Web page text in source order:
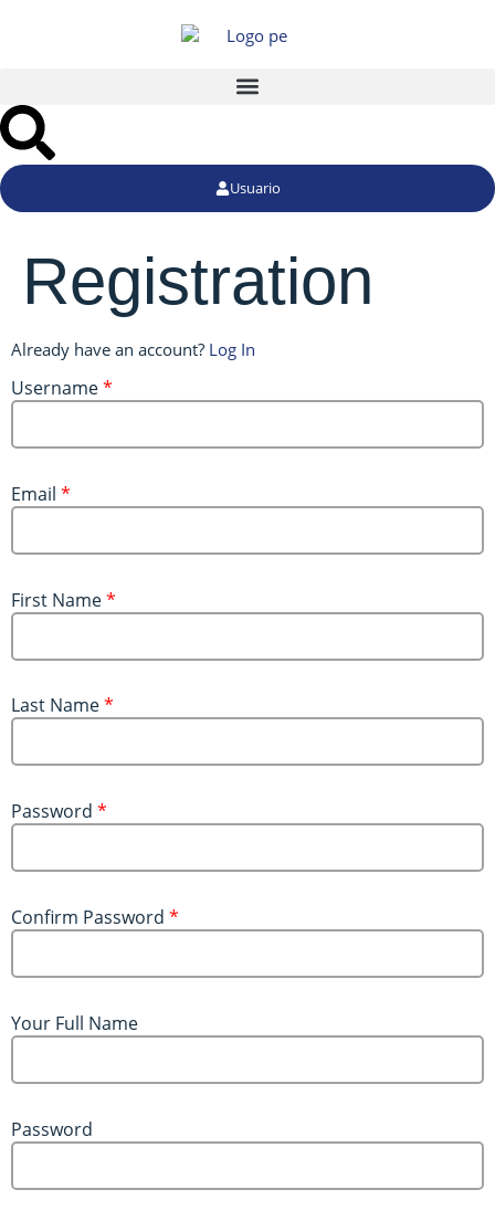
Usuario
Registration
Already have an account? Log In
Username*
Email *
First Name*
Last Name*
Password *
Confirm Password *
Your Full Name
Password